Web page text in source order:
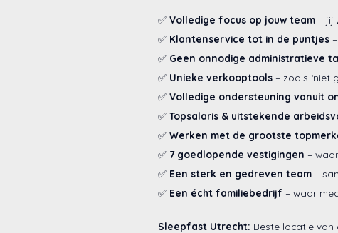
✅ Volledige focus op jouw team – jij
✅ Klantenservice tot in de puntjes
✅ Geen onnodige administratieve
✅ Unieke verkooptools – zoals
✅ Volledige ondersteuning vanuit
✅ Topsalaris & uitstekende
✅ Werken met de grootste
✅ 7 goedlopende vestigingen –
✅ Een sterk en gedreven team –
✅ Een écht familiebedrijf – waar
Sleepfast Utrecht: Beste locatie van